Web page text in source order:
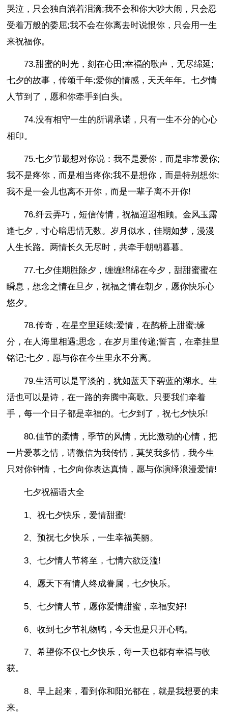
哭泣，只会独自淌着泪滴;我不会和你大吵大闹，只会忍
受着万般的委屈;我不会在你离去时说恨你，只会用一生
来祝福你。
73.甜蜜的时光，刻在心田;幸福的歌声，无尽绵延;
七夕的故事，传颂千年;爱你的情感，天天年年。七夕情
人节到了，愿和你牵手到白头。
74.没有相守一生的所谓承诺，只有一生不分的心心
相印。
75.七夕节最想对你说：我不是爱你，而是非常爱你;
我不是疼你，而是相当疼你;我不是想你，而是特别想你;
我不是一会儿也离不开你，而是一辈子离不开你!
76.纤云弄巧，短信传情，祝福迢迢相顾。金风玉露
逢七夕，寸心暗思情无数。岁月似水，佳期如梦，漫漫
人生长路。两情长久无尽时，共牵手朝朝暮暮。
77.七夕佳期胜除夕，缠缠绵绵在今夕，甜甜蜜蜜在
瞬息，想念之情在旦夕，祝福之情在朝夕，愿你快乐心
悠夕。
78.传奇，在星空里延续;爱情，在鹊桥上甜蜜;缘
分，在人海里相遇;思念，在岁月里传递;誓言，在牵挂里
铭记;七夕，愿与你在今生里永不分离。
79.生活可以是平淡的，犹如蓝天下碧蓝的湖水。生
活也可以是诗，在一路的奔腾中高歌。只要我们牵着
手，每一个日子都是幸福的。七夕到了，祝七夕快乐!
80.佳节的柔情，季节的风情，无比激动的心情，把
一片爱慕之情，请微信为我传情，莫笑我多情，我今生
只对你钟情，七夕向你表达真情，愿与你演绎浪漫爱情!
七夕祝福语大全
1、祝七夕快乐，爱情甜蜜!
2、预祝七夕快乐，一生幸福美丽。
3、七夕情人节将至，七情六欲泛滥!
4、愿天下有情人终成眷属，七夕快乐。
5、七夕情人节，愿你爱情甜蜜，幸福安好!
6、收到七夕节礼物鸭，今天也是只开心鸭。
7、希望你不仅七夕快乐，每一天也都有幸福与收
获。
8、早上起来，看到你和阳光都在，就是我想要的未
来。